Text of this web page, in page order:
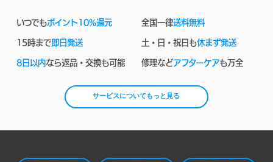
いつでもポイント10%還元 全国一律送料無料
15時まで即日発送 土・日・祝日も休まず発送
8日以内なら返品・交換も可能 修理などアフターケアも万全
サービスについてもっと見る